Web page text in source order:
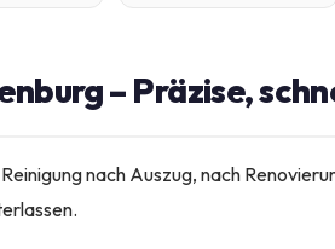
– Präzise,
nach Auszug, nach